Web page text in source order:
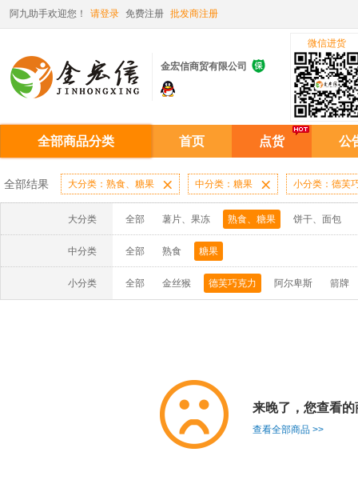
阿九助手欢迎您！ 请登录 免费注册 批发商注册
金宏信商贸有限公司 
微信进货
全部商品分类 首页 点货 公
全部结果 大分类：熟食、糖果  中分类：糖果  小分类：德芙
大分类 全部 薯片、果冻 熟食、糖果 饼干、面包
中分类 全部 熟食 糖果
小分类 全部 金丝猴 德芙巧克力 阿尔卑斯 箭牌
来晚了，您查看
查看全部商品 >>